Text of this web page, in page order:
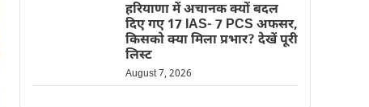
हरियाणा में अचानक क्यों बदल
दिए गए 17 IAS- 7 PCS अफसर,
किसको क्या मिला प्रभार? देखें पूरी
लिस्ट
August 7, 2026